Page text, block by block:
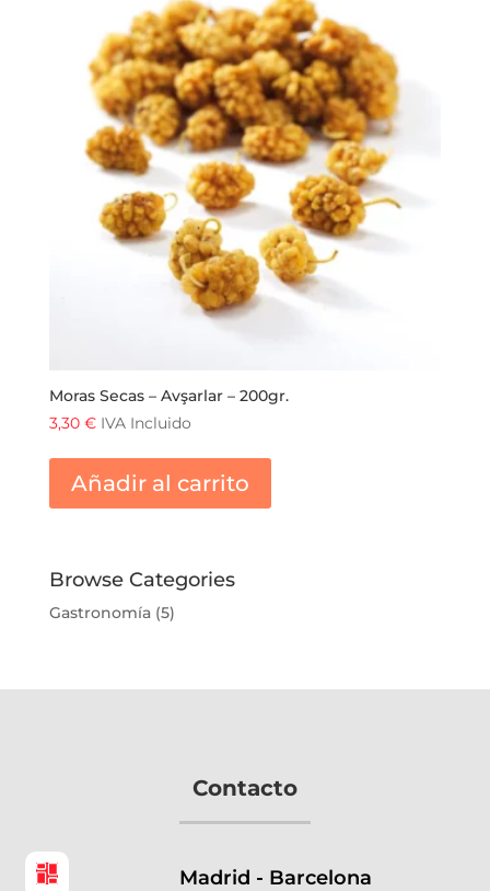
Moras Secas – Avşarlar – 200gr.
3,30 € IVA Incluido
Añadir al carrito
Browse Categories
Gastronomía(5)
Contacto
Madrid - Barcelona